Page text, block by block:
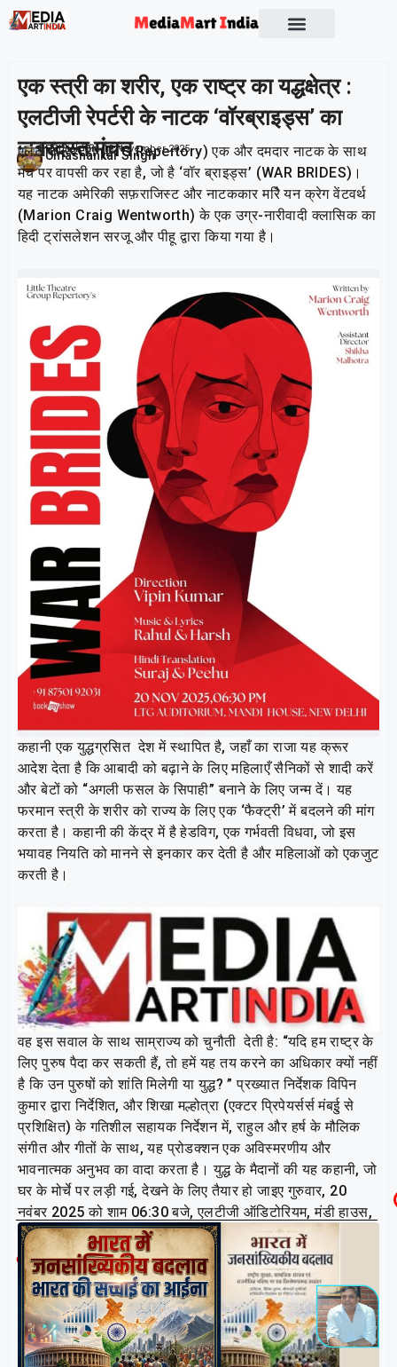
एक स्त्री का शरीर, एक राष्ट्र का यद्धक्षेत्र :
एलटीजी रेपर्टरी के नाटक ‘वॉरब्राइड्स’ का
ज़बरदस्त मंचन
Umashankar Singh
Publish On: 19 November 2025
एलटीजी रेपर्टरी (LTG Repertory) एक और दमदार नाटक के साथ
मंच पर वापसी कर रहा है, जो है ‘वॉर ब्राइड्स’ (WAR BRIDES)।
यह नाटक अमेरिकी सफ़राजिस्ट और नाटककार मरिै यन क्रेग वेंटवर्थ
(Marion Craig Wentworth) के एक उग्र-नारीवादी क्लासिक का
हिदी ट्रांसलेशन सरजू और पीहू द्वारा किया गया है।
कहानी एक युद्धग्रसित देश में स्थापित है, जहाँ का राजा यह क्रूर
आदेश देता है कि आबादी को बढ़ाने के लिए महिलाएँ सैनिकों से शादी करें
और बेटों को “अगली फसल के सिपाही” बनाने के लिए जन्म दें। यह
फरमान स्त्री के शरीर को राज्य के लिए एक ‘फैक्ट्री’ में बदलने की मांग
करता है। कहानी की केंद्र में है हेडविग, एक गर्भवती विधवा, जो इस
भयावह नियति को मानने से इनकार कर देती है और महिलाओं को एकजुट
करती है।
वह इस सवाल के साथ साम्राज्य को चुनौती देती है: “यदि हम राष्ट्र के
लिए पुरुष पैदा कर सकती हैं, तो हमें यह तय करने का अधिकार क्यों नहीं
है कि उन पुरुषों को शांति मिलेगी या युद्ध? ” प्रख्यात निर्देशक विपिन
कुमार द्वारा निर्देशित, और शिखा मल्होत्रा (एक्टर प्रिपेयर्सर्स मंबईु से
प्रशिक्षित) के गतिशील सहायक निर्देशन में, राहुल और हर्ष के मौलिक
संगीत और गीतों के साथ, यह प्रोडक्शन एक अविस्मरणीय और
भावनात्मक अनुभव का वादा करता है। युद्ध के मैदानों की यह कहानी, जो
घर के मोर्चे पर लड़ी गई, देखने के लिए तैयार हो जाइए गुरुवार, 20
नवंबर 2025 को शाम 06:30 बजे, एलटीजी ऑडिटोरियम, मंडी हाउस,
नई दिल्ली में। टिकट लाइव हैं और बुक माय शो पर उपलब्ध हैं।
Related Post